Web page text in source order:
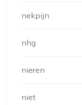
nekpijn
nhg
nieren
niet